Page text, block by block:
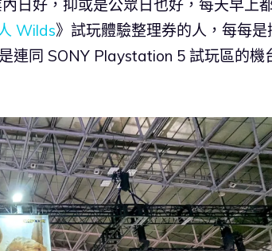
日好，抑或是公眾日也好，每天早上
Wilds》試玩體驗整理券的人，每每是
連同 SONY Playstation 5 試玩區的機